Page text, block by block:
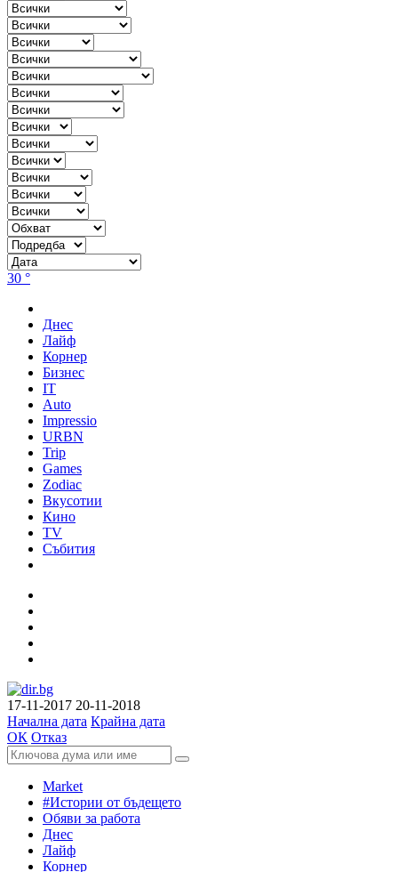
30 °
Днес
Лайф
Корнер
Бизнес
IT
Auto
Impressio
URBN
Trip
Games
Zodiac
Вкусотии
Кино
TV
Събития
17-11-2017 20-11-2018
Начална дата Крайна дата
ОК Отказ
Market
#Истории от бъдещето
Обяви за работа
Днес
Лайф
Корнер